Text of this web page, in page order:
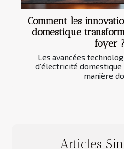
Comment les
domestique
foyer ?
Les avancées
d’électricité
manière
Articles